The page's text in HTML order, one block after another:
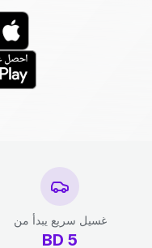
غسيل سريع يبدأ من
5
BD